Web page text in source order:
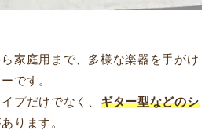
家庭用まで、多様な楽器を手がけ
です。
プだけでなく、 ギター型などのシ
ります。